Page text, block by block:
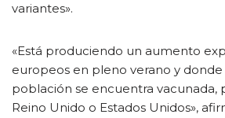
variantes».
«Está produciendo un aumento
europeos en pleno verano y donde
población se encuentra vacunada,
Reino Unido o Estados Unidos»,